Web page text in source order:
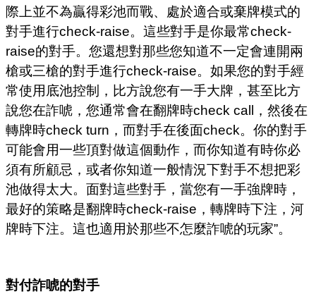
際上並不為贏得彩池而戰、處於適合或棄牌模式的
對手進行check-raise。這些對手是你最常check-
raise的對手。您還想對那些您知道不一定會連開兩
槍或三槍的對手進行check-raise。如果您的對手經
常使用底池控制，比方說您有一手大牌，甚至比方
說您在詐唬，您通常會在翻牌時check call，然後在
轉牌時check turn，而對手在後面check。你的對手
可能會用一些頂對做這個動作，而你知道有時你必
須有所顧忌，或者你知道一般情況下對手不想把彩
池做得太大。面對這些對手，當您有一手強牌時，
最好的策略是翻牌時check-raise，轉牌時下注，河
牌時下注。這也適用於那些不怎麼詐唬的玩家”。
對付詐唬的對手